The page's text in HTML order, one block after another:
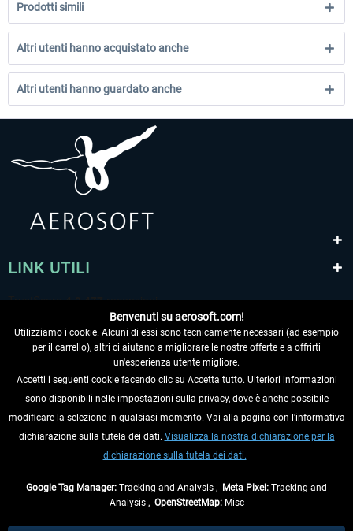
Prodotti simili
Altri utenti hanno acquistato anche
Altri utenti hanno guardato anche
LINK UTILI
RECEDERE DAL CONTRATTO
INFORMAZIONI
Benvenuti su aerosoft.com!
Utilizziamo i cookie. Alcuni di essi sono tecnicamente necessari (ad esempio
per il carrello), altri ci aiutano a migliorare le nostre offerte e a offrirti
un'esperienza utente migliore.
Accetti i seguenti cookie facendo clic su Accetta tutto. Ulteriori informazioni
sono disponibili nelle impostazioni sulla privacy, dove è anche possibile
modificare la selezione in qualsiasi momento. Vai alla pagina con l'informativa
dichiarazione sulla tutela dei dati. Visualizza la nostra dichiarazione per la
dichiarazione sulla tutela dei dati.
Google Tag Manager: Tracking and Analysis , Meta Pixel: Tracking and
Analysis , OpenStreetMap:Misc